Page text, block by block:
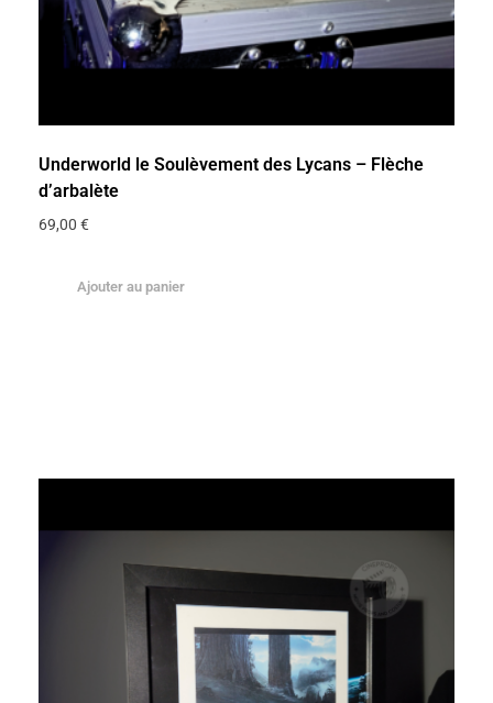
Underworld le Soulèvement des Lycans – Flèche
d’arbalète
69,00 €
Ajouter au panier